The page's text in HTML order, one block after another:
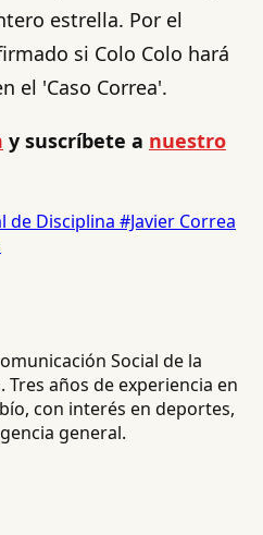
estrella. Por el
si Colo Colo hará
el 'Caso Correa'.
y suscríbete a nuestro
de Disciplina #Javier Correa
Social de la
años de experiencia en
con interés en deportes,
general.